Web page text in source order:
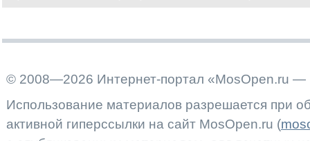
© 2008—2026 Интернет-портал «MosOpen.ru —
Использование материалов разрешается при
активной гиперссылки на сайт MosOpen.ru (